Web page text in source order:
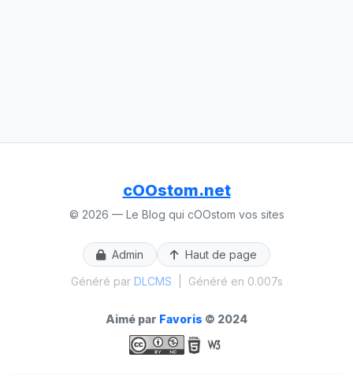
cOOstom.net
© 2026 — Le Blog qui cOOstom vos sites
Admin
Haut de page
Généré par DLCMS Généré en 0.007s
Aimé par Favoris © 2024